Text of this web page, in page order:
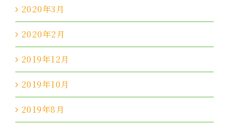
2020年3月
2020年2月
2019年12月
2019年10月
2019年8月